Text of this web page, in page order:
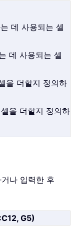
데 사용되는 셀
데 사용되는 셀
을 더할지 정의하
을 더할지 정의하
나 입력한 후
G5)